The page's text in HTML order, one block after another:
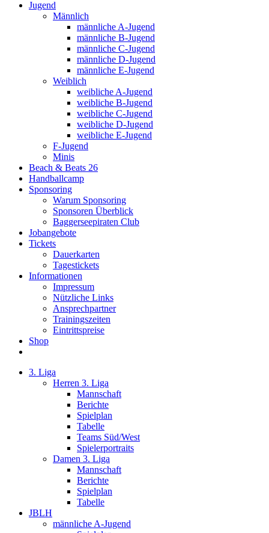
Jugend
Männlich
männliche A-Jugend
männliche B-Jugend
männliche C-Jugend
männliche D-Jugend
männliche E-Jugend
Weiblich
weibliche A-Jugend
weibliche B-Jugend
weibliche C-Jugend
weibliche D-Jugend
weibliche E-Jugend
F-Jugend
Minis
Beach & Beats 26
Handballcamp
Sponsoring
Warum Sponsoring
Sponsoren Überblick
Baggerseepiraten Club
Jobangebote
Tickets
Dauerkarten
Tagestickets
Informationen
Impressum
Nützliche Links
Ansprechpartner
Trainingszeiten
Eintrittspreise
Shop
3. Liga
Herren 3. Liga
Mannschaft
Berichte
Spielplan
Tabelle
Teams Süd/West
Spielerportraits
Damen 3. Liga
Mannschaft
Berichte
Spielplan
Tabelle
JBLH
männliche A-Jugend